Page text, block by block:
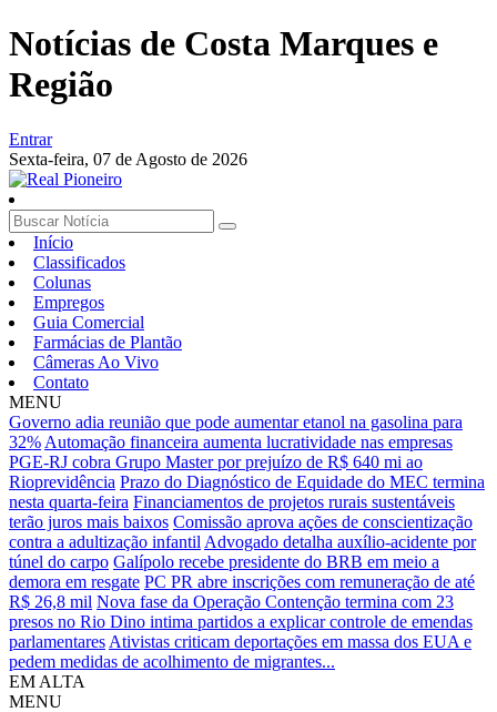
Notícias de Costa Marques e
Região
Entrar
Sexta-feira, 07 de Agosto de 2026
Início
Classificados
Colunas
Empregos
Guia Comercial
Farmácias de Plantão
Câmeras Ao Vivo
Contato
MENU
Governo adia reunião que pode aumentar etanol na gasolina para
32% Automação financeira aumenta lucratividade nas empresas
PGE-RJ cobra Grupo Master por prejuízo de R$ 640 mi ao
Rioprevidência Prazo do Diagnóstico de Equidade do MEC termina
nesta quarta-feira Financiamentos de projetos rurais sustentáveis
terão juros mais baixos Comissão aprova ações de conscientização
contra a adultização infantil Advogado detalha auxílio-acidente por
túnel do carpo Galípolo recebe presidente do BRB em meio a
demora em resgate PC PR abre inscrições com remuneração de até
R$ 26,8 mil Nova fase da Operação Contenção termina com 23
presos no Rio Dino intima partidos a explicar controle de emendas
parlamentares Ativistas criticam deportações em massa dos EUA e
pedem medidas de acolhimento de migrantes...
EM ALTA
MENU